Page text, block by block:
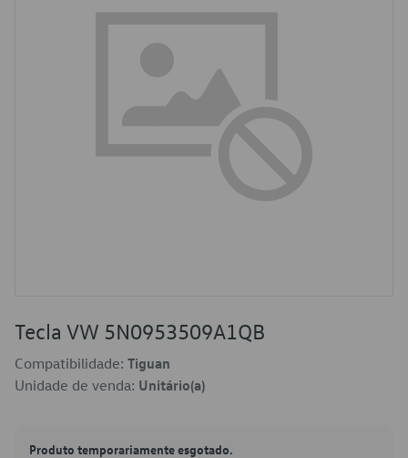
Tecla VW 5N0953509A1QB
Compatibilidade: Tiguan
Unidade de venda: Unitário(a)
Produto temporariamente esgotado.